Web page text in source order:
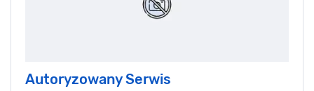
Autoryzowany Serwis